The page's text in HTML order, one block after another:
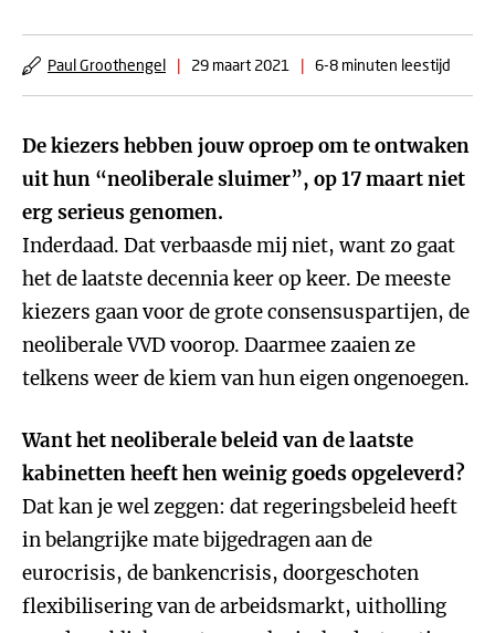
Paul Groothengel | 29 maart 2021 | 6-8 minuten leestijd
De kiezers hebben jouw oproep om te ontwaken
uit hun “neoliberale sluimer”, op 17 maart niet
erg serieus genomen.
Inderdaad. Dat verbaasde mij niet, want zo gaat
het de laatste decennia keer op keer. De meeste
kiezers gaan voor de grote consensuspartijen, de
neoliberale VVD voorop. Daarmee zaaien ze
telkens weer de kiem van hun eigen ongenoegen.
Want het neoliberale beleid van de laatste
kabinetten heeft hen weinig goeds opgeleverd?
Dat kan je wel zeggen: dat regeringsbeleid heeft
in belangrijke mate bijgedragen aan de
eurocrisis, de bankencrisis, doorgeschoten
flexibilisering van de arbeidsmarkt, uitholling